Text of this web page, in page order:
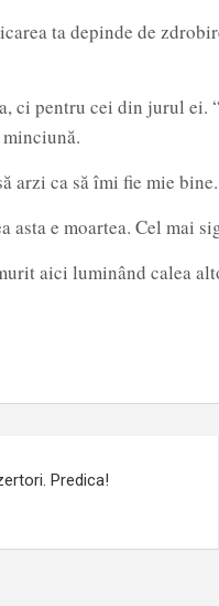
ta depinde de
ci pentru cei din jurul
arzi ca să îmi fie mie
asta e moartea. Cel mai
aici luminând calea
Predica!